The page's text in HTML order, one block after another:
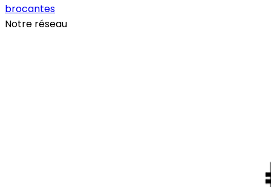
brocantes
Notre réseau